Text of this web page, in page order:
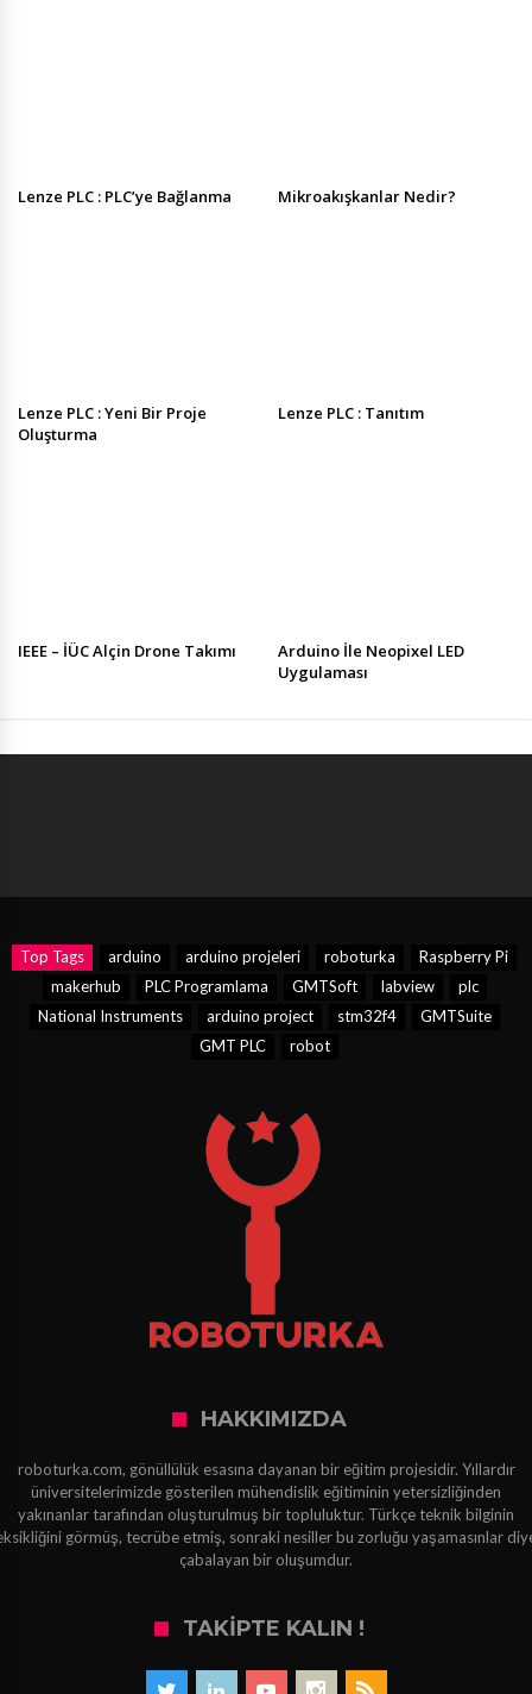
Lenze PLC : PLC’ye Bağlanma Mikroakışkanlar Nedir?
Lenze PLC : Yeni Bir Proje
Oluşturma
Lenze PLC : Tanıtım
IEEE – İÜC Alçin Drone Takımı
Arduino İle Neopixel LED
Uygulaması
Top Tags arduino arduino projeleri roboturka
Raspberry Pi
makerhub
PLC Programlama GMTSoft labview
plc
National Instruments
arduino project stm32f4
GMTSuite
GMT PLC
robot
HAKKIMIZDA
roboturka.com, gönüllülük esasına dayanan bir eğitim projesidir. Yıllardır
üniversitelerimizde gösterilen mühendislik eğitiminin yetersizliğinden
yakınanlar tarafından oluşturulmuş bir topluluktur. Türkçe teknik bilginin
görmüş, tecrübe etmiş, sonraki nesiller bu zorluğu yaşamasınlar
çabalayan bir oluşumdur.
TAKIPTE KALIN !